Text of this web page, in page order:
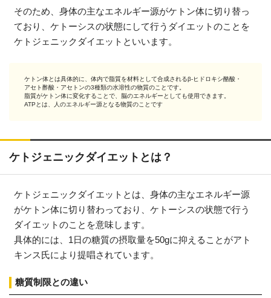
そのため、身体の主なエネルギー源がケトン体に切り替っ
ており、ケトーシスの状態にして行うダイエットのことを
ケトジェニックダイエットといいます。
ケトン体とは具体的に、体内で脂質を材料として合成されるβ-ヒドロキシ酪酸・
アセト酢酸・アセトンの3種類の水溶性の物質のことです。
脂質がケトン体に変化することで、脳のエネルギーとしても使用できます。
ATPとは、人のエネルギー源となる物質のことです
ケトジェニックダイエットとは？
ケトジェニックダイエットとは、身体の主なエネルギー源
がケトン体に切り替わっており、ケトーシスの状態で行う
ダイエットのことを意味します。
具体的には、1日の糖質の摂取量を50gに抑えることがアト
キンス氏により提唱されています。
糖質制限との違い